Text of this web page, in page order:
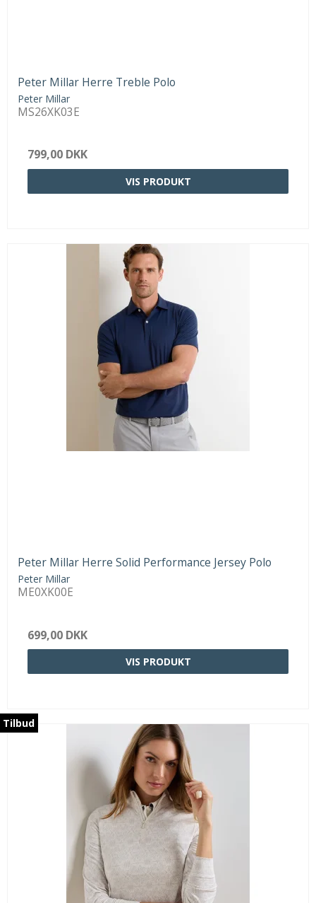
Peter Millar Herre Treble Polo
Peter Millar
MS26XK03E
799,00 DKK
VIS PRODUKT
Peter Millar Herre Solid Performance Jersey Polo
Peter Millar
ME0XK00E
699,00 DKK
VIS PRODUKT
Tilbud